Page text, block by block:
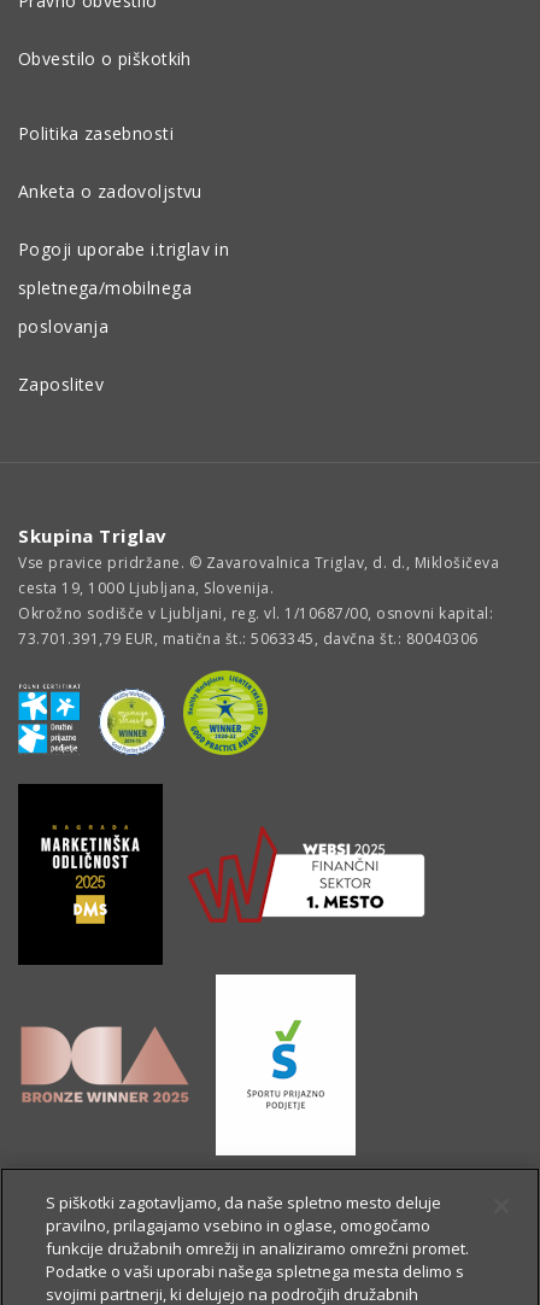
Obvestilo o piškotkih
Politika zasebnosti
Anketa o zadovoljstvu
Pogoji uporabe i.triglav in
spletnega/mobilnega
poslovanja
Zaposlitev
Skupina Triglav
Vse pravice pridržane. © Zavarovalnica Triglav, d. d., Miklošičeva
cesta 19, 1000 Ljubljana, Slovenija.
Okrožno sodišče v Ljubljani, reg. vl. 1/10687/00, osnovni kapital:
73.701.391,79 EUR, matična št.: 5063345, davčna št.: 80040306
S piškotki zagotavljamo, da naše spletno mesto deluje
pravilno, prilagajamo vsebino in oglase, omogočamo
funkcije družabnih omrežij in analiziramo omrežni promet.
Podatke o vaši uporabi našega spletnega mesta delimo s
svojimi partnerji, ki delujejo na področjih družabnih